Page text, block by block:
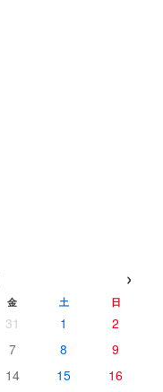
›
金 土 日
31 1
2
7 8
9
14 15
16